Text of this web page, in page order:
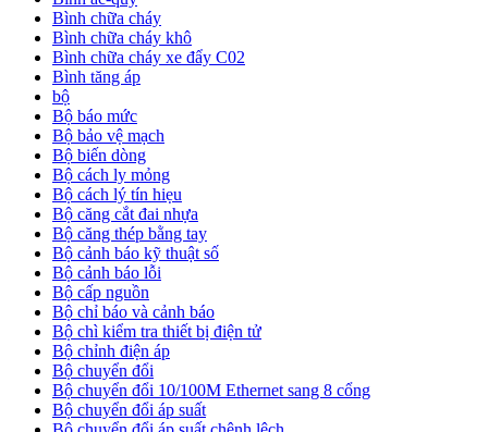
Bình chữa cháy
Bình chữa cháy khô
Bình chữa cháy xe đẩy C02
Bình tăng áp
bộ
Bộ báo mức
Bộ bảo vệ mạch
Bộ biến dòng
Bộ cách ly mỏng
Bộ cách lý tín hiẹu
Bộ căng cắt đai nhựa
Bộ căng thép bằng tay
Bộ cảnh báo kỹ thuật số
Bộ cảnh báo lỗi
Bộ cấp nguồn
Bộ chỉ báo và cảnh báo
Bộ chì kiểm tra thiết bị điện tử
Bộ chỉnh điện áp
Bộ chuyển đổi
Bộ chuyển đổi 10/100M Ethernet sang 8 cổng
Bộ chuyển đổi áp suất